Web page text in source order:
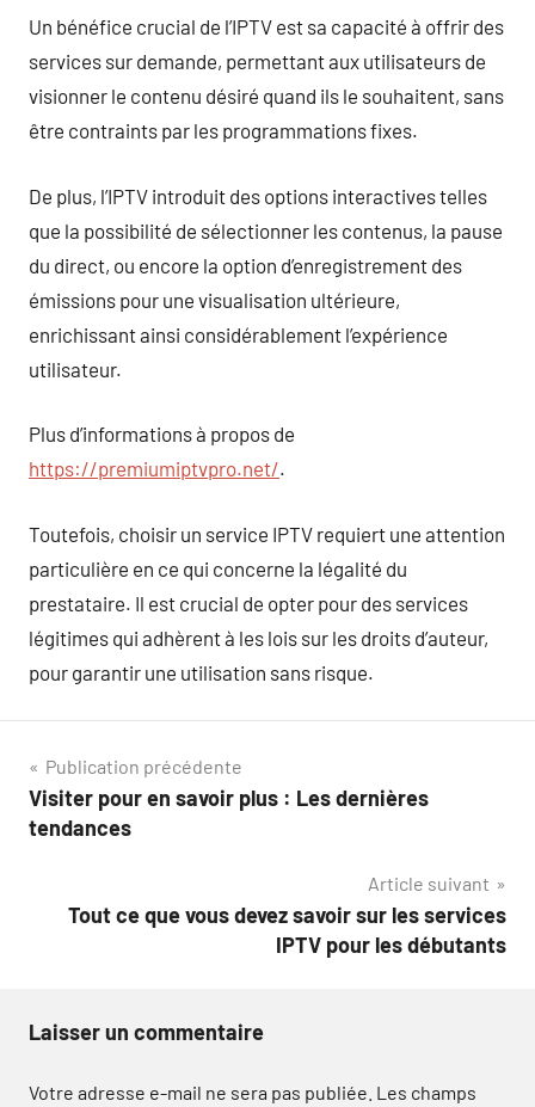
Un bénéfice crucial de l’IPTV est sa capacité à offrir des
services sur demande, permettant aux utilisateurs de
visionner le contenu désiré quand ils le souhaitent, sans
être contraints par les programmations fixes.
De plus, l’IPTV introduit des options interactives telles
que la possibilité de sélectionner les contenus, la pause
du direct, ou encore la option d’enregistrement des
émissions pour une visualisation ultérieure,
enrichissant ainsi considérablement l’expérience
utilisateur.
Plus d’informations à propos de
https://premiumiptvpro.net/.
Toutefois, choisir un service IPTV requiert une attention
particulière en ce qui concerne la légalité du
prestataire. Il est crucial de opter pour des services
légitimes qui adhèrent à les lois sur les droits d’auteur,
pour garantir une utilisation sans risque.
Navigation
de
Publication précédente
Visiter pour en savoir plus : Les dernières
tendances
Article suivant
Tout ce que vous devez savoir sur les services
IPTV pour les débutants
Laisser un commentaire
Votre adresse e-mail ne sera pas publiée. Les champs